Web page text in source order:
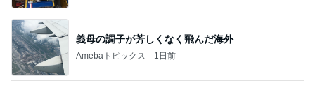
町内会と5000円も違うお祭りの出費
Amebaトピックス 22時間前